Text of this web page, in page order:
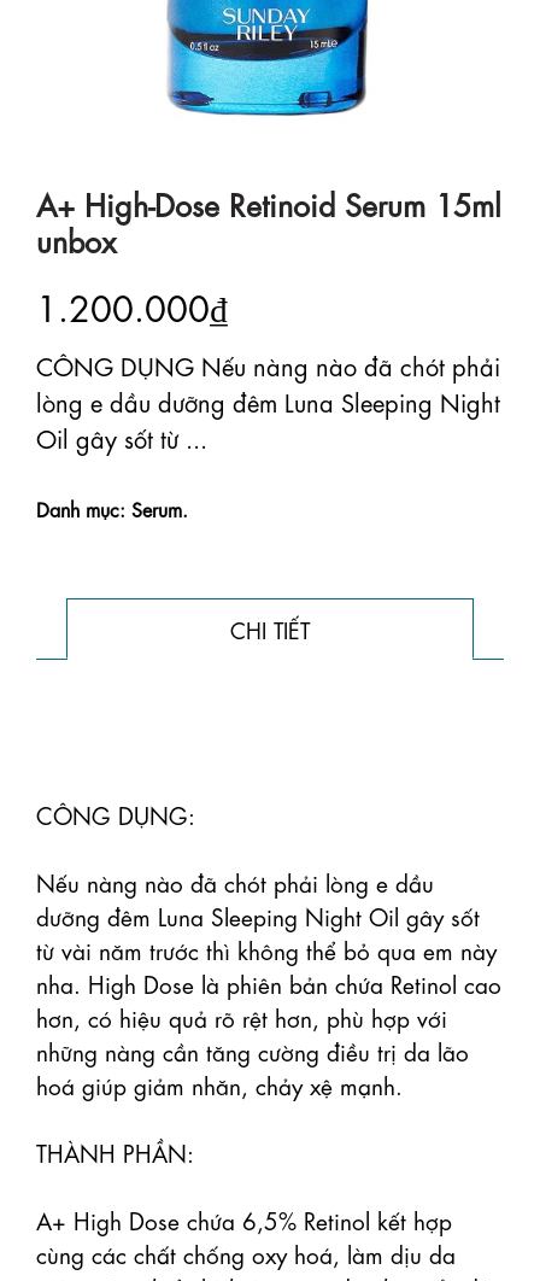
A+ High-Dose Retinoid Serum 15ml
unbox
1.200.000₫
CÔNG DỤNG Nếu nàng nào đã chót phải
lòng e dầu dưỡng đêm Luna Sleeping Night
Oil gây sốt từ ...
Danh mục: Serum.
CHI TIẾT
CÔNG DỤNG:
Nếu nàng nào đã chót phải lòng e dầu
dưỡng đêm Luna Sleeping Night Oil gây sốt
từ vài năm trước thì không thể bỏ qua em này
nha. High Dose là phiên bản chứa Retinol cao
hơn, có hiệu quả rõ rệt hơn, phù hợp với
những nàng cần tăng cường điều trị da lão
hoá giúp giảm nhăn, chảy xệ mạnh.
THÀNH PHẦN:
A+ High Dose chứa 6,5% Retinol kết hợp
cùng các chất chống oxy hoá, làm dịu da